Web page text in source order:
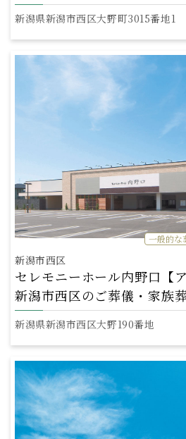
新潟県新潟市西区大野町3015番地1
一般的な
新潟市西区
セレモニーホール内野口【
新潟市西区のご葬儀・家族
新潟県新潟市西区大野190番地